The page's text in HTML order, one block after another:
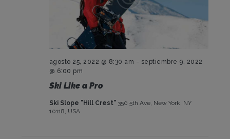
Ski Like a Pro
agosto 25, 2022 @ 8:30 am - septiembre 9, 2022
@ 6:00 pm
Ski Slope "Hill Crest" 350 5th Ave, New York, NY
10118, USA